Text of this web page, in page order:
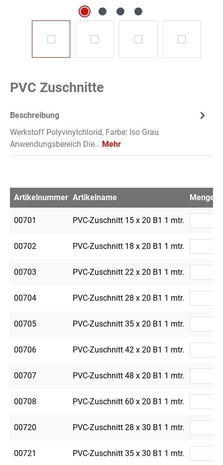
PVC Zuschnitte
Beschreibung
Werkstoff Polyvinylchlorid, Farbe: Iso Grau
Anwendungsbereich Die… Mehr
Artikelnummer Artikelname Menge
00701 PVC-Zuschnitt 15 x 20 B1 1 mtr.
00702 PVC-Zuschnitt 18 x 20 B1 1 mtr.
00703 PVC-Zuschnitt 22 x 20 B1 1 mtr.
00704 PVC-Zuschnitt 28 x 20 B1 1 mtr.
00705 PVC-Zuschnitt 35 x 20 B1 1 mtr.
00706 PVC-Zuschnitt 42 x 20 B1 1 mtr.
00707 PVC-Zuschnitt 48 x 20 B1 1 mtr.
00708 PVC-Zuschnitt 60 x 20 B1 1 mtr.
00720 PVC-Zuschnitt 28 x 30 B1 1 mtr.
00721 PVC-Zuschnitt 35 x 30 B1 1 mtr.